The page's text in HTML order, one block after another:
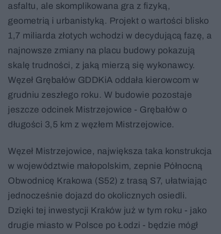
asfaltu, ale skomplikowana gra z fizyką,
geometrią i urbanistyką. Projekt o wartości blisko
1,7 miliarda złotych wchodzi w decydującą fazę, a
najnowsze zmiany na placu budowy pokazują
skalę trudności, z jaką mierzą się wykonawcy.
Węzeł Grębałów GDDKiA oddała kierowcom w
grudniu zeszłego roku. W budowie pozostaje
jeszcze odcinek Mistrzejowice - Grębałów o
długości 3,5 km z węzłem Mistrzejowice.
Węzeł Mistrzejowice, największa taka konstrukcja
w województwie małopolskim, zepnie Północną
Obwodnicę Krakowa (S52) z trasą S7, ułatwiając
jednocześnie dojazd do okolicznych osiedli.
Dzięki tej inwestycji Kraków już w tym roku - jako
drugie miasto w Polsce po Łodzi - będzie mógł